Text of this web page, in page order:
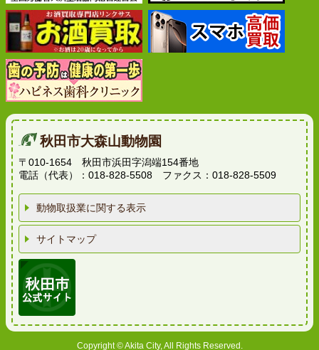
秋田市大森山動物園
〒010-1654 秋田市浜田字潟端154番地
電話（代表）：018-828-5508 ファクス：018-828-5509
動物取扱業に関する表示
サイトマップ
Copyright © Akita City, All Rights Reserved.